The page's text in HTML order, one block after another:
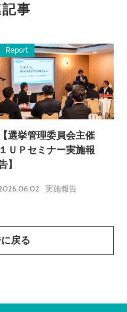
事
Report
【選挙管理委員会主催
１ＵＰセミナー実施報
】
実施報告
戻る